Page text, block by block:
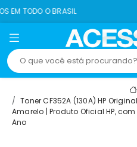
BRASIL
Toner CF352A (130A) HP Original
Amarelo | Produto Oficial HP,
Ano